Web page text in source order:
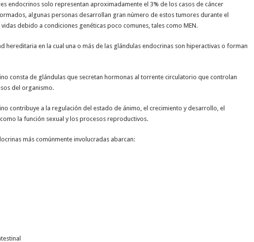
endocrinos solo representan aproximadamente el 3% de los casos de cáncer
algunas personas desarrollan gran número de estos tumores durante el
debido a condiciones genéticas poco comunes, tales como MEN.
hereditaria en la cual una o más de las glándulas endocrinas son hiperactivas o forman
consta de glándulas que secretan hormonas al torrente circulatorio que controlan
del organismo.
contribuye a la regulación del estado de ánimo, el crecimiento y desarrollo, el
la función sexual y los procesos reproductivos.
más comúnmente involucradas abarcan: